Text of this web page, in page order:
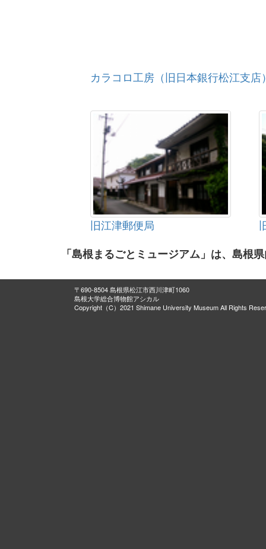
カラコロ工房（旧日本銀行松江支店
旧江津郵便局
「島根まるごとミュージアム」は、島根
〒690-8504 島根県松江市西川津町1060
島根大学総合博物館アシカル
Copyright（C）2021 Shimane University Museum All Rights